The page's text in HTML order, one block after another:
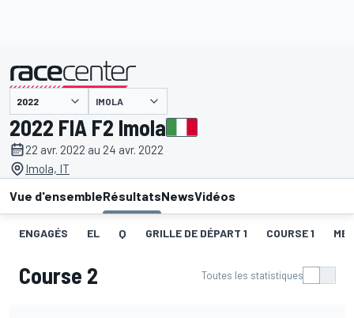
présenté par IMOLA
2022 FIA F2 Imola
22 avr. 2022 au 24 avr. 2022
Imola, IT
Vue d'ensembleRésultatsNewsVidéos
ENGAGÉS EL Q GRILLE DE DÉPART 1 COURSE 1
Course 2 Toutes les statistiques